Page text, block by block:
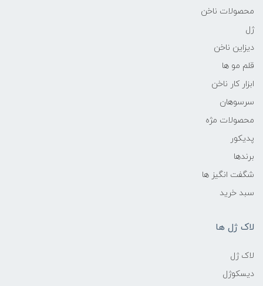
محصولات ناخن
ژل
دیزاین ناخن
قلم مو ها
ابزار کار ناخن
سرسوهان
محصولات مژه
پدیکور
برندها
شگفت انگیز ها
سبد خرید
لاک ژل ها
لاک ژل
دیسکوژل